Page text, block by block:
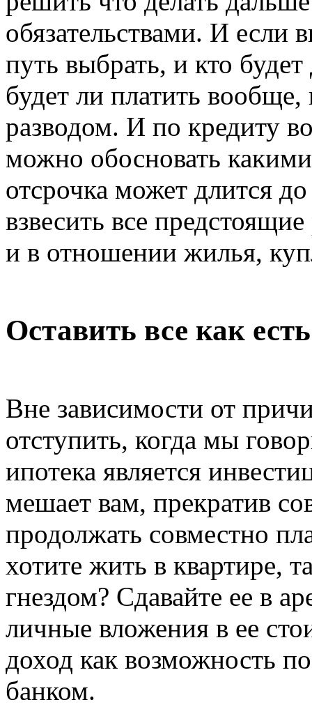
обязательствами. И если
путь выбрать, и кто
будет ли платить вообще,
разводом. И по кредиту
можно обосновать
отсрочка может длится
взвесить все
и в отношении жилья,
Оставить все как есть
Вне зависимости от
отступить, когда мы
ипотека является
мешает вам, прекратив
продолжать совместно
хотите жить в квартире,
гнездом? Сдавайте ее в
личные вложения в ее
доход как возможность
банком.